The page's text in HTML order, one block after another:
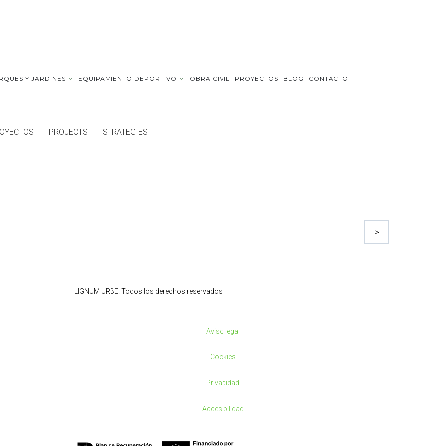
Y JARDINES EQUIPAMIENTO DEPORTIVO OBRA CIVIL PROYECTOS BLOG CONTACTO
PROJECTS STRATEGIES
>
LIGNUM URBE. Todos los derechos reservados
Aviso legal
Cookies
Privacidad
Accesibilidad